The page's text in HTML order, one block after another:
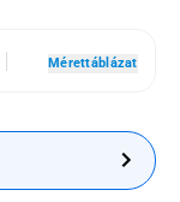
Mérettáblázat